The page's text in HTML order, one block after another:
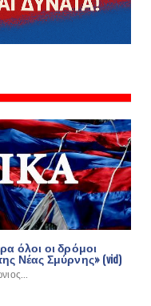
όλοι οι δρόμοι
Νέας Σμύρνης» (vid)